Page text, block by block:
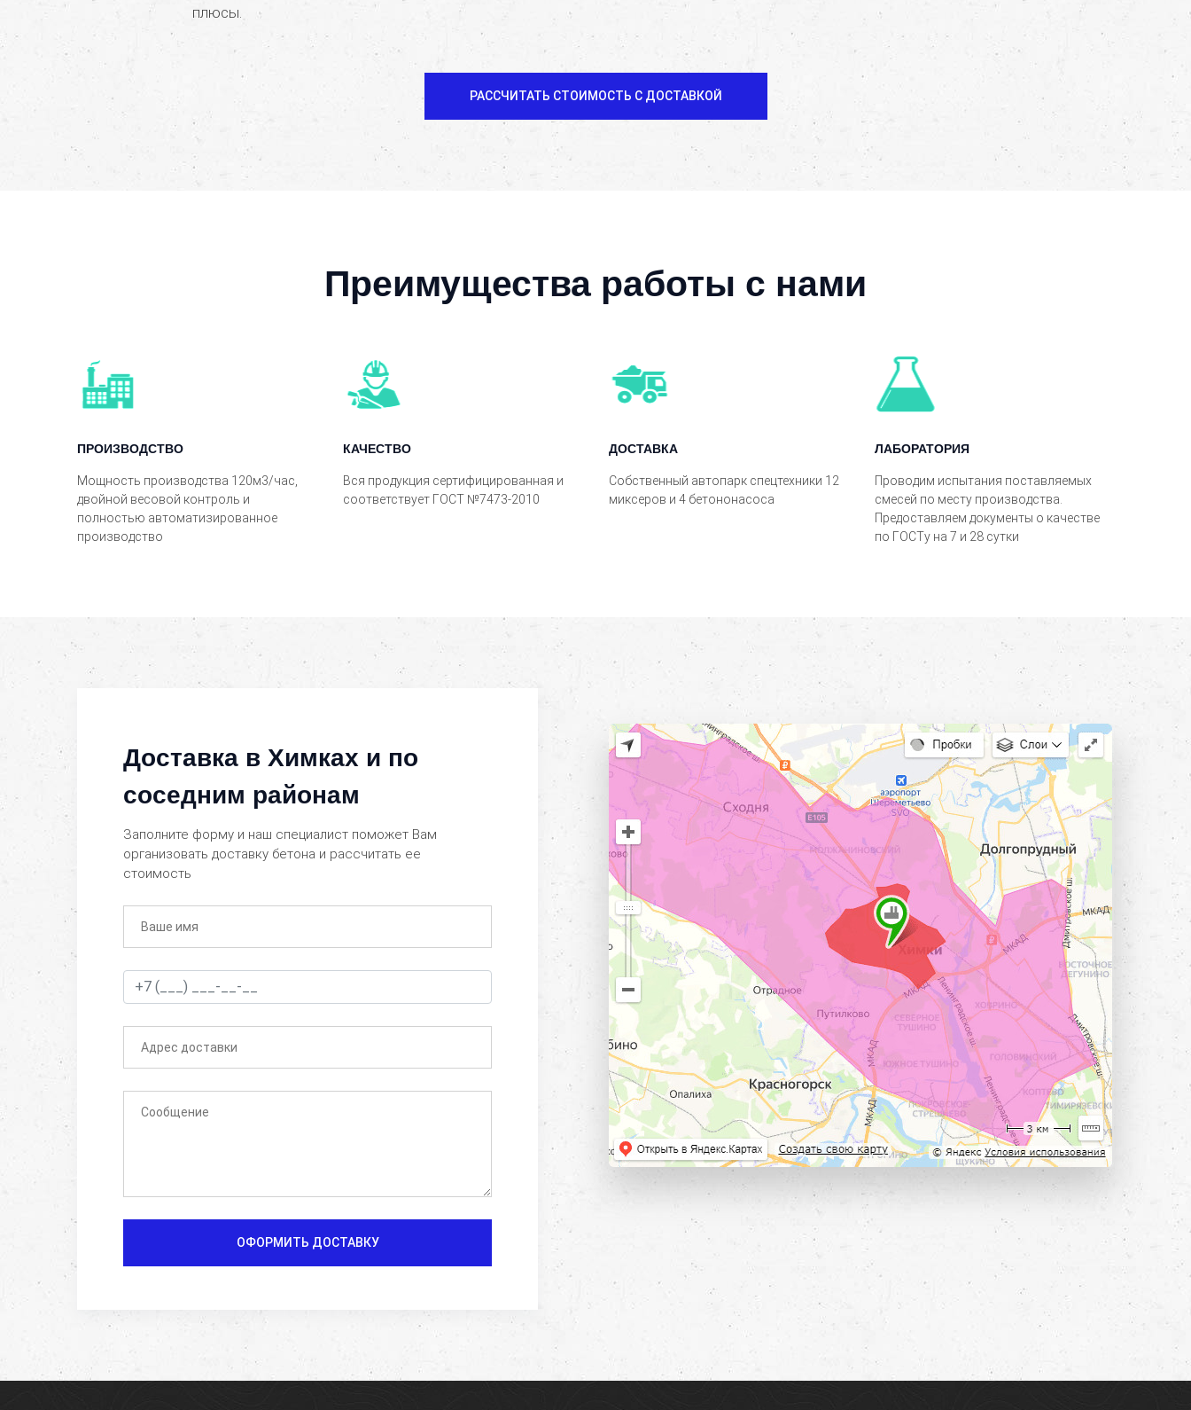
плюсы.
РАССЧИТАТЬ СТОИМОСТЬ С ДОСТАВКОЙ
Преимущества работы с нами
ПРОИЗВОДСТВО
Мощность производства 120м3/час,
двойной весовой контроль и
полностью автоматизированное
производство
КАЧЕСТВО
Вся продукция сертифицированная и
соответствует ГОСТ №7473-2010
ДОСТАВКА
Собственный автопарк спецтехники 12
миксеров и 4 бетононасоса
ЛАБОРАТОРИЯ
Проводим испытания поставляемых
смесей по месту производства.
Предоставляем документы о качестве
по ГОСТу на 7 и 28 сутки
Доставка в Химках и по
соседним районам
Заполните форму и наш специалист поможет Вам
организовать доставку бетона и рассчитать ее
стоимость